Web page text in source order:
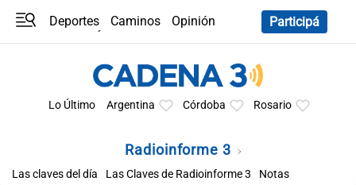
Deportes Caminos
Opinión
Participá
Lo Último Argentina Córdoba Rosario
Radioinforme 3
Las claves del día Las Claves de Radioinforme 3 Notas